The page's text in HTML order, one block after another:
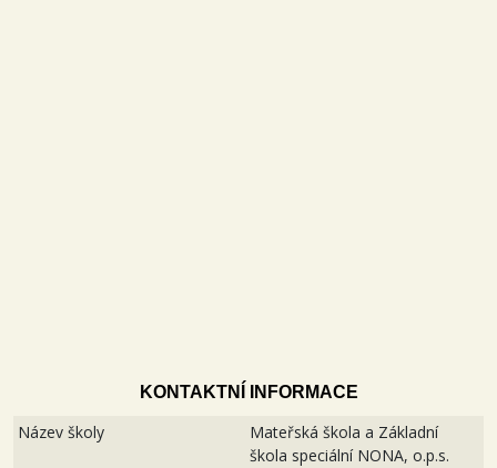
KONTAKTNÍ INFORMACE
Název školy
Mateřská škola a Základní
škola speciální NONA, o.p.s.